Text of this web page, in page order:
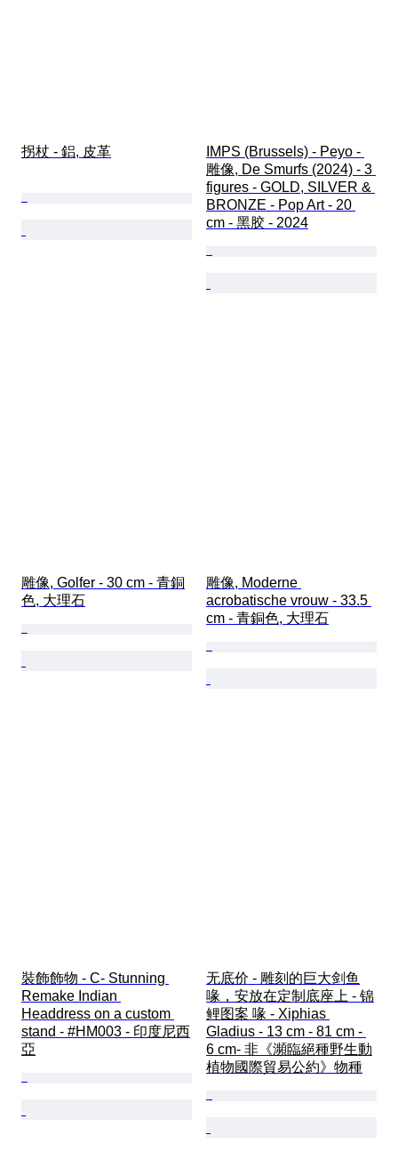
拐杖 - 鋁, 皮革
IMPS (Brussels) - Peyo -
雕像, De Smurfs (2024) - 3
figures - GOLD, SILVER &
BRONZE - Pop Art - 20
cm - 黑胶 - 2024
雕像, Golfer - 30 cm - 青銅
色, 大理石
雕像, Moderne
acrobatische vrouw - 33.5
cm - 青銅色, 大理石
裝飾飾物 - C- Stunning
Remake Indian
Headdress on a custom
stand - #HM003 - 印度尼西
亞
无底价 - 雕刻的巨大剑鱼
喙，安放在定制底座上 - 锦
鲤图案 喙 - Xiphias
Gladius - 13 cm - 81 cm -
6 cm- 非《瀕臨絕種野生動
植物國際貿易公約》物種